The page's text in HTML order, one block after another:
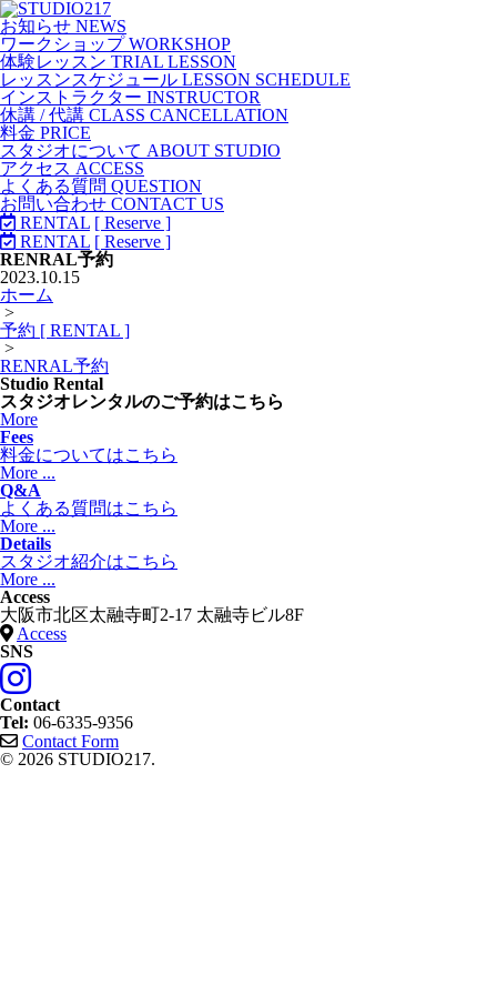
お知らせ NEWS
ワークショップ WORKSHOP
体験レッスン TRIAL LESSON
レッスンスケジュール LESSON SCHEDULE
インストラクター INSTRUCTOR
休講 / 代講 CLASS CANCELLATION
料金 PRICE
スタジオについて ABOUT STUDIO
アクセス ACCESS
よくある質問 QUESTION
お問い合わせ CONTACT US
RENTAL [ Reserve ]
RENTAL [ Reserve ]
RENRAL予約
2023.10.15
ホーム
>
予約 [ RENTAL ]
>
RENRAL予約
Studio Rental
スタジオレンタルのご予約はこちら
More
Fees
料金についてはこちら
More ...
Q&A
よくある質問はこちら
More ...
Details
スタジオ紹介はこちら
More ...
Access
大阪市北区太融寺町2-17 太融寺ビル8F
Access
SNS
Contact
Tel: 06-6335-9356
Contact Form
© 2026 STUDIO217.